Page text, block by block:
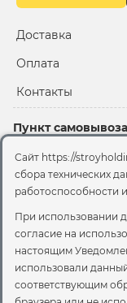
Доставка
Оплата
Контакты
Пункт самовывоза
2-й Иртышский
территория 2А
Офис
Москва, ул.
© 2026
Договор оферта
Сайт https://
сбора технических
работоспособности
При использовании
согласие на
настоящим
использовали
соответствующим